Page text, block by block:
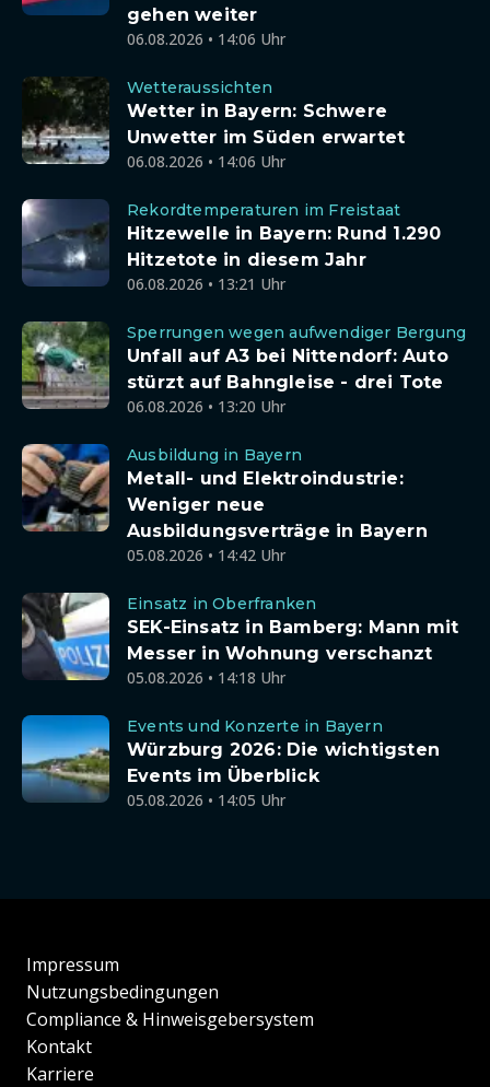
gehen weiter
06.08.2026 • 14:06 Uhr
Wetteraussichten
Wetter in Bayern: Schwere
Unwetter im Süden erwartet
06.08.2026 • 14:06 Uhr
Rekordtemperaturen im Freistaat
Hitzewelle in Bayern: Rund 1.290
Hitzetote in diesem Jahr
06.08.2026 • 13:21 Uhr
Sperrungen wegen aufwendiger Bergung
Unfall auf A3 bei Nittendorf: Auto
stürzt auf Bahngleise - drei Tote
06.08.2026 • 13:20 Uhr
Ausbildung in Bayern
Metall- und Elektroindustrie:
Weniger neue
Ausbildungsverträge in Bayern
05.08.2026 • 14:42 Uhr
Einsatz in Oberfranken
SEK-Einsatz in Bamberg: Mann mit
Messer in Wohnung verschanzt
05.08.2026 • 14:18 Uhr
Events und Konzerte in Bayern
Würzburg 2026: Die wichtigsten
Events im Überblick
05.08.2026 • 14:05 Uhr
Impressum
Nutzungsbedingungen
Compliance & Hinweisgebersystem
Kontakt
Karriere